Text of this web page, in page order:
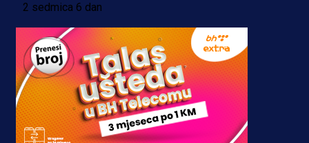
2 sedmica 6 dan